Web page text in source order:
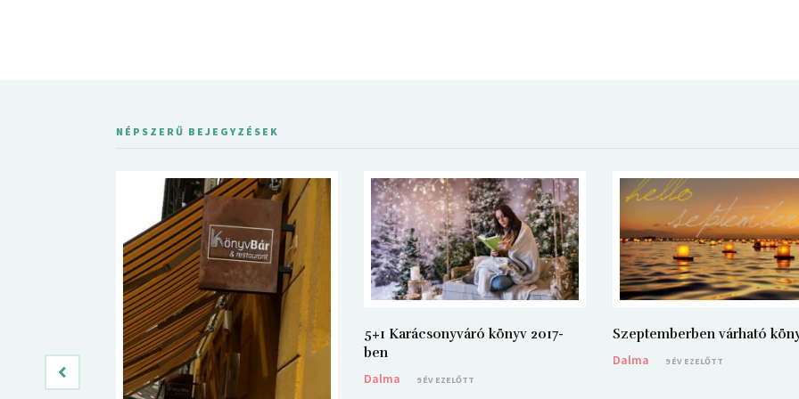
NÉPSZERŰ BEJEGYZÉSEK
5+1 Karácsonyváró könyv 2017-
ben
Dalma
9 ÉV EZELŐTT
Szeptemberben várható
Dalma
9 ÉV EZELŐTT